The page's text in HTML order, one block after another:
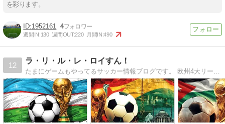
を彩ります。
1952161 4
週間IN:130 週間OUT:220 月間IN:490
12
ラ・リ・ル・レ・ロイすん！